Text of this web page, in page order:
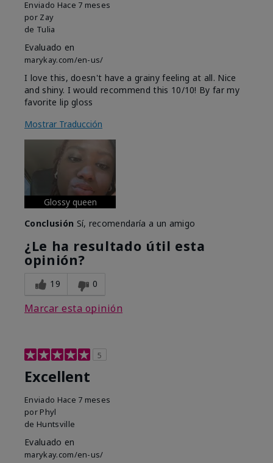
Enviado Hace 7 meses
por Zay
de Tulia
Evaluado en
marykay.com/en-us/
I love this, doesn't have a grainy feeling at all. Nice
and shiny. I would recommend this 10/10! By far my
favorite lip gloss
Mostrar Traducción
Glossy queen
Conclusión Sí, recomendaría a un amigo
¿Le ha resultado útil esta
opinión?
19 0
Marcar esta opinión
5
Excellent
Enviado Hace 7 meses
por Phyl
de Huntsville
Evaluado en
marykay.com/en-us/